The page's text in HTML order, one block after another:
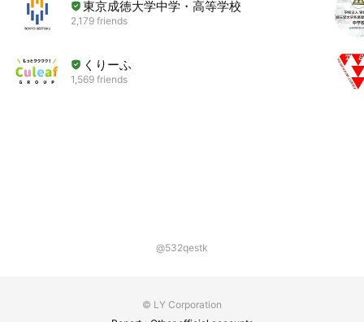
東京成徳大学中学・高等学校
2,179 friends
くりーふ
1,569 friends
@532qestk
© LY Corporation